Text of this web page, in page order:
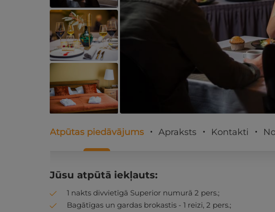
PĒRKU
Atpūtas piedāvājums Apraksts Kontakti
Jūsu atpūtā iekļauts:
1 nakts divvietīgā Superior numurā 2 pers.;
Bagātīgas un gardas brokastis - 1 reizi, 2 pers.;